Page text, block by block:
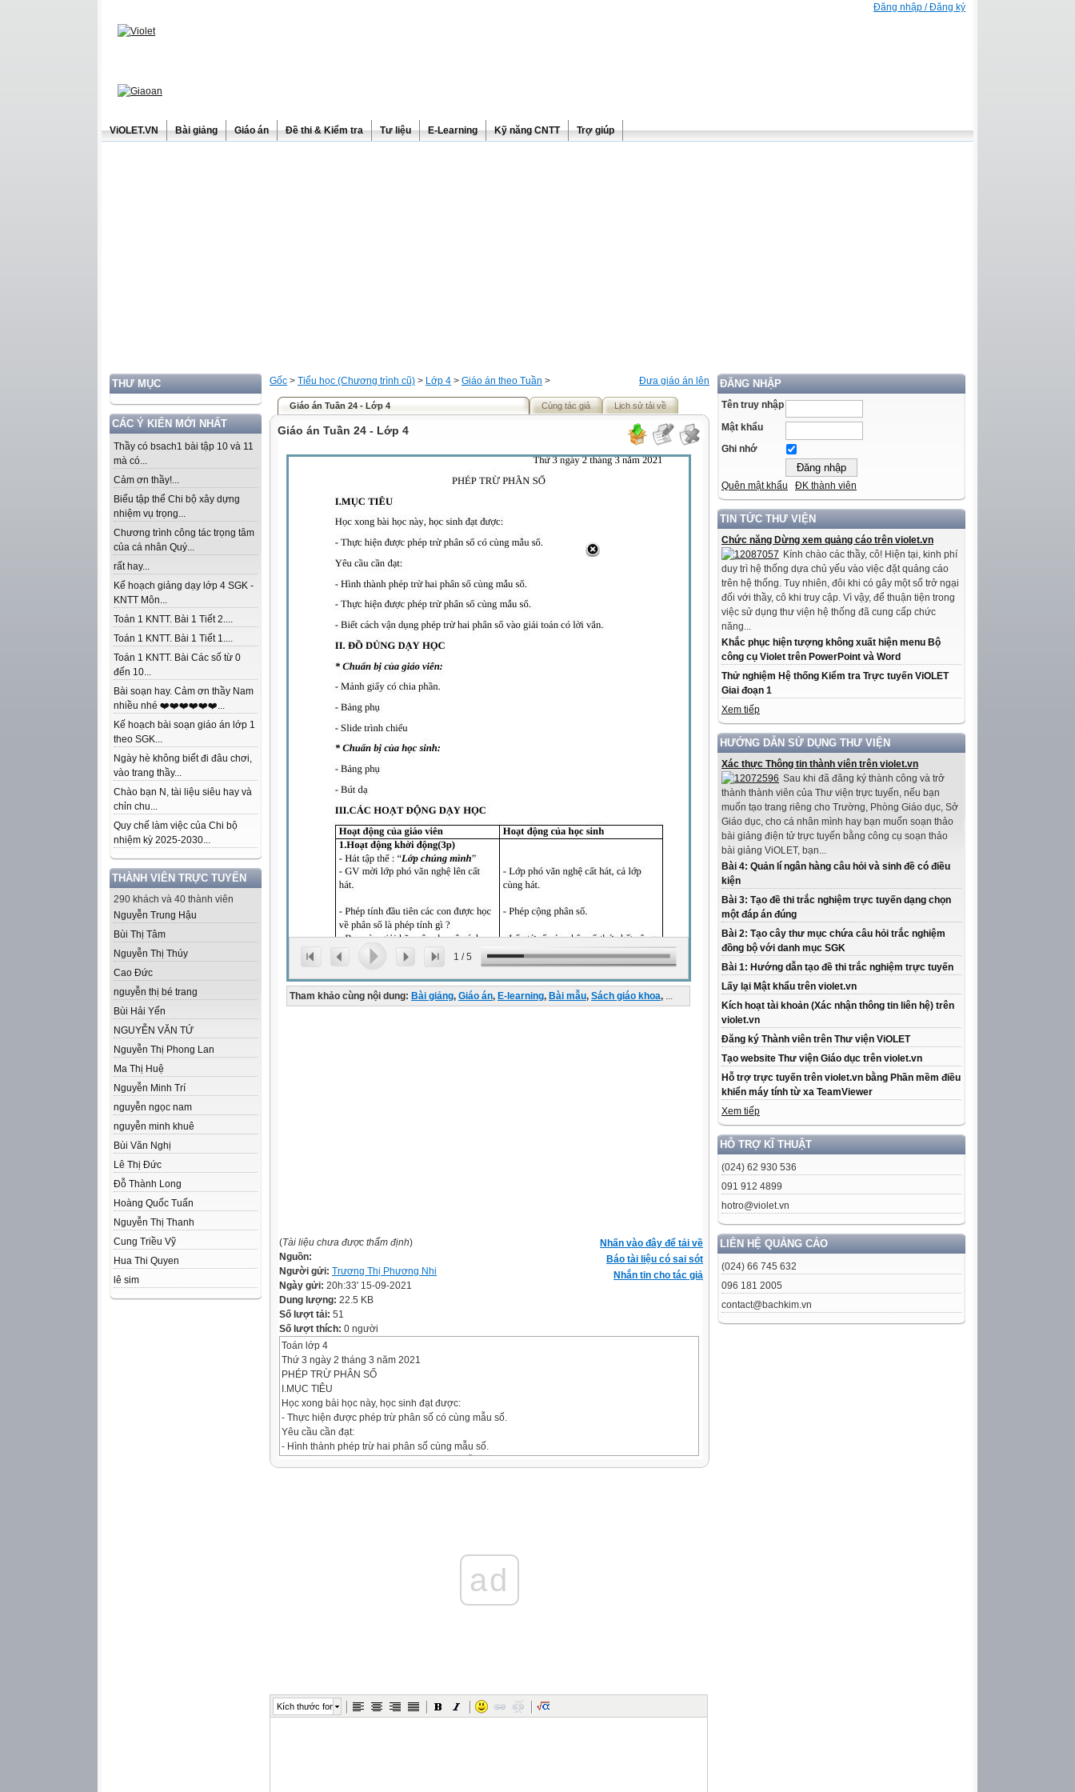
Đăng nhập / Đăng ký
ViOLET.VN Bài giảng Giáo án Đề thi & Kiểm tra Tư liệu E-Learning Kỹ năng CNTT Trợ giúp
THƯ MỤC
CÁC Ý KIẾN MỚI NHẤT
Thầy có bsach1 bài tập 10 và 11
mà có...
Cảm ơn thầy!...
Biểu tập thể Chi bộ xây dựng
nhiệm vụ trọng...
Chương trình công tác trọng tâm
của cá nhân Quý...
rất hay...
Kế hoạch giảng dạy lớp 4 SGK -
KNTT Môn...
Toán 1 KNTT. Bài 1 Tiết 2....
Toán 1 KNTT. Bài 1 Tiết 1....
Toán 1 KNTT. Bài Các số từ 0
đến 10...
Bài soạn hay. Cảm ơn thầy Nam
nhiều nhé ❤️❤️❤️❤️❤️❤️...
Kế hoạch bài soạn giáo án lớp 1
theo SGK...
Ngày hè không biết đi đâu chơi,
vào trang thầy...
Chào bạn N, tài liệu siêu hay và
chỉn chu...
Quy chế làm việc của Chi bộ
nhiệm kỳ 2025-2030...
THÀNH VIÊN TRỰC TUYẾN
290 khách và 40 thành viên
Nguyễn Trung Hậu
Bùi Thị Tâm
Nguyễn Thị Thúy
Cao Đức
nguyễn thị bé trang
Bùi Hải Yến
NGUYỄN VĂN TỨ
Nguyễn Thị Phong Lan
Ma Thị Huệ
Nguyễn Minh Trí
nguyễn ngọc nam
nguyễn minh khuê
Bùi Văn Nghị
Lê Thị Đức
Đỗ Thành Long
Hoàng Quốc Tuấn
Nguyễn Thị Thanh
Cung Triều Vỹ
Hua Thi Quyen
lê sim
ĐĂNG NHẬP
Tên truy nhập
Mật khẩu
Ghi nhớ
Quên mật khẩu ĐK thành viên
TIN TỨC THƯ VIỆN
Chức năng Dừng xem quảng cáo trên violet.vn
Kính chào các thầy, cô! Hiện tại, kinh phí
duy trì hệ thống dựa chủ yếu vào việc đặt quảng cáo
trên hệ thống. Tuy nhiên, đôi khi có gây một số trở ngại
đối với thầy, cô khi truy cập. Vì vậy, để thuận tiện trong
việc sử dụng thư viện hệ thống đã cung cấp chức
năng...
Khắc phục hiện tượng không xuất hiện menu Bộ
công cụ Violet trên PowerPoint và Word
Thử nghiệm Hệ thống Kiểm tra Trực tuyến ViOLET
Giai đoạn 1
Xem tiếp
HƯỚNG DẪN SỬ DỤNG THƯ VIỆN
Xác thực Thông tin thành viên trên violet.vn
Sau khi đã đăng ký thành công và trở
thành thành viên của Thư viện trực tuyến, nếu bạn
muốn tạo trang riêng cho Trường, Phòng Giáo dục, Sở
Giáo dục, cho cá nhân mình hay bạn muốn soạn thảo
bài giảng điện tử trực tuyến bằng công cụ soạn thảo
bài giảng ViOLET, bạn...
Bài 4: Quản lí ngân hàng câu hỏi và sinh đề có điều
kiện
Bài 3: Tạo đề thi trắc nghiệm trực tuyến dạng chọn
một đáp án đúng
Bài 2: Tạo cây thư mục chứa câu hỏi trắc nghiệm
đồng bộ với danh mục SGK
Bài 1: Hướng dẫn tạo đề thi trắc nghiệm trực tuyến
Lấy lại Mật khẩu trên violet.vn
Kích hoạt tài khoản (Xác nhận thông tin liên hệ) trên
violet.vn
Đăng ký Thành viên trên Thư viện ViOLET
Tạo website Thư viện Giáo dục trên violet.vn
Hỗ trợ trực tuyến trên violet.vn bằng Phần mềm điều
khiển máy tính từ xa TeamViewer
Xem tiếp
HỖ TRỢ KĨ THUẬT
(024) 62 930 536
091 912 4899
hotro@violet.vn
LIÊN HỆ QUẢNG CÁO
(024) 66 745 632
096 181 2005
contact@bachkim.vn
Đưa giáo án lên
Gốc > Tiểu học (Chương trình cũ) > Lớp 4 > Giáo án theo Tuần >
Giáo án Tuần 24 - Lớp 4 Cùng tác giả Lịch sử tải về
Giáo án Tuần 24 - Lớp 4
1 /5
Tham khảo cùng nội dung: Bài giảng, Giáo án, E-learning, Bài mẫu, Sách giáo khoa, ...
Nhấn vào đây để tải về
Báo tài liệu có sai sót
Nhắn tin cho tác giả
(Tài liệu chưa được thẩm định)
Nguồn:
Người gửi: Trương Thị Phương Nhi
Ngày gửi: 20h:33' 15-09-2021
Dung lượng: 22.5 KB
Số lượt tải: 51
Số lượt thích: 0 người
Toán lớp 4
Thứ 3 ngày 2 tháng 3 năm 2021
PHÉP TRỪ PHÂN SỐ
I.MỤC TIÊU
Học xong bài học này, học sinh đạt được:
- Thực hiện được phép trừ phân số có cùng mẫu số.
Yêu cầu cần đạt:
- Hình thành phép trừ hai phân số cùng mẫu số.
- Phép tính đầu tiên các con được học về phân số là phép tính gì ?
ad
Kích thước font